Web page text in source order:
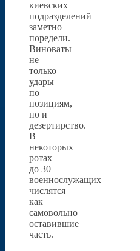
киевских
подразделений
заметно
поредели.
Виноваты
не
только
удары
по
позициям,
но и
дезертирство.
В
некоторых
ротах
до 30
военнослужащих
числятся
как
самовольно
оставившие
часть.